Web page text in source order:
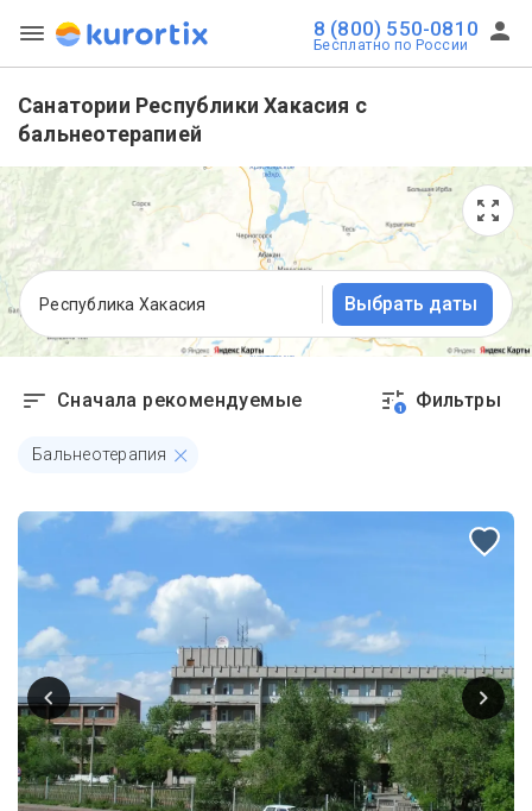
8 (800) 550-0810
Бесплатно по России
Санатории Республики Хакасия с
бальнеотерапией
Республика Хакасия Выбрать даты
Сначала рекомендуемые 1 Фильтры
Бальнеотерапия